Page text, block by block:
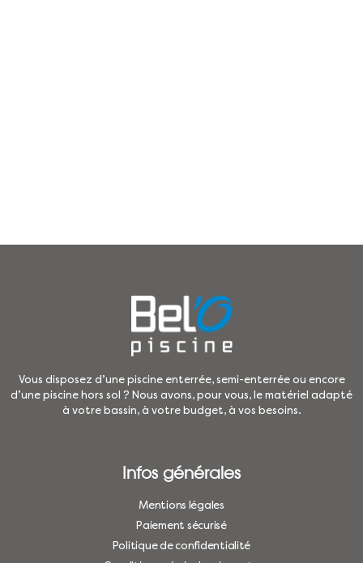
Vous disposez d’une piscine enterrée, semi-enterrée ou encore
d’une piscine hors sol ? Nous avons, pour vous, le matériel adapté
à votre bassin, à votre budget, à vos besoins.
Infos générales
Mentions légales
Paiement sécurisé
Politique de confidentialité